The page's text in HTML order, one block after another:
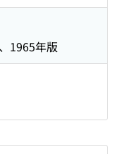
1965年版